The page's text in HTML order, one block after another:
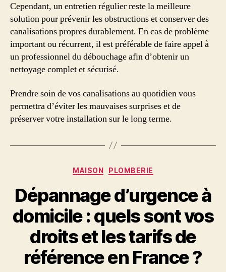
Cependant, un entretien régulier reste la meilleure
solution pour prévenir les obstructions et conserver des
canalisations propres durablement. En cas de problème
important ou récurrent, il est préférable de faire appel à
un professionnel du débouchage afin d’obtenir un
nettoyage complet et sécurisé.
Prendre soin de vos canalisations au quotidien vous
permettra d’éviter les mauvaises surprises et de
préserver votre installation sur le long terme.
Categories
MAISON PLOMBERIE
Dépannage d’urgence à
domicile : quels sont vos
droits et les tarifs de
référence en France ?